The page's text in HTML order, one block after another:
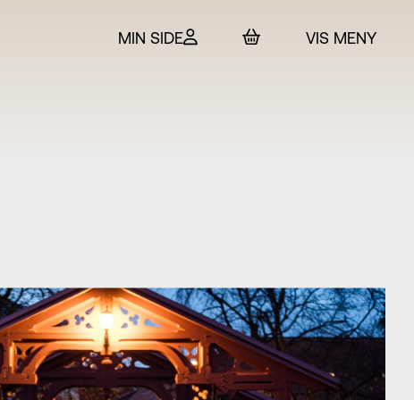
& billetter
Adam Hickox
MIN SIDE VIS MENY